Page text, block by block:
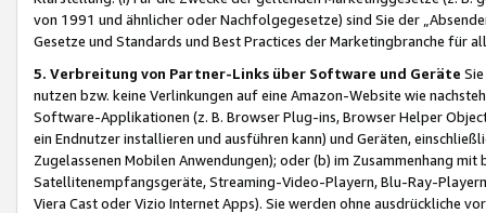
von 1991 und ähnlicher oder Nachfolgegesetze) sind Sie der
Gesetze und Standards und Best Practices der Marketingbranche für
5. Verbreitung von Partner-Links über Software und Geräte
nutzen bzw. keine Verlinkungen auf eine Amazon-Website wie
Software-Applikationen (z. B. Browser Plug-ins, Browser Helper
ein Endnutzer installieren und ausführen kann) und Geräten,
Zugelassenen Mobilen Anwendungen); oder (b) im Zusammenhang
Satellitenempfangsgeräte, Streaming-Video-Playern, Blu-Ray-
Viera Cast oder Vizio Internet Apps). Sie werden ohne ausdrückliche